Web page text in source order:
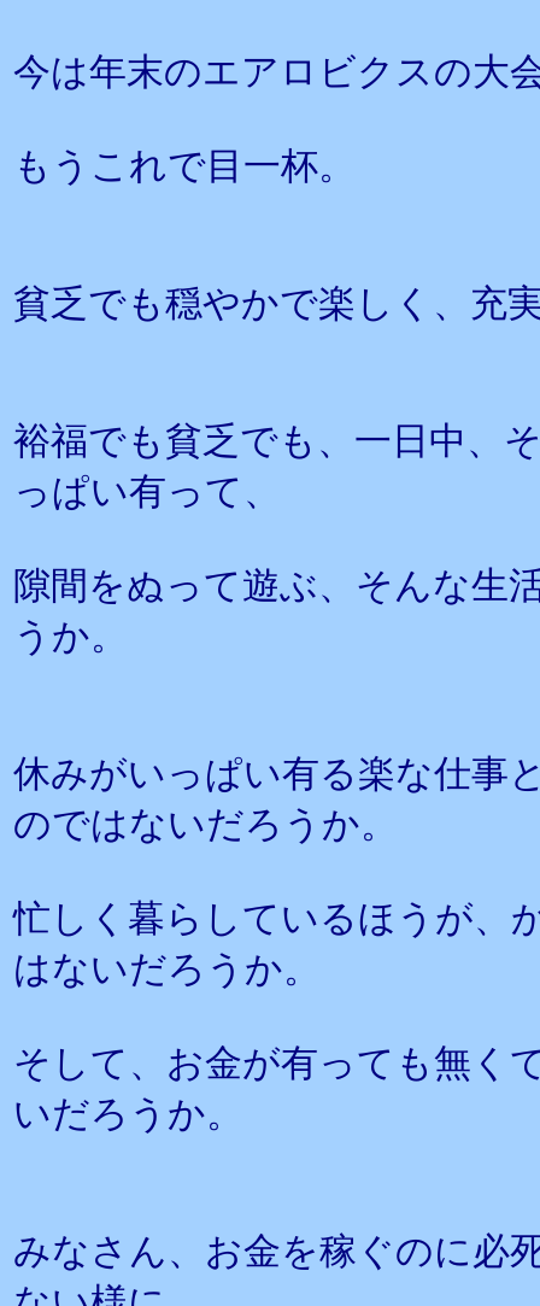
今は年末のエアロビクスの大
もうこれで目一杯。
貧乏でも穏やかで楽しく、充
裕福でも貧乏でも、一日中、
っぱい有って、
隙間をぬって遊ぶ、そんな生
うか。
休みがいっぱい有る楽な仕事
のではないだろうか。
忙しく暮らしているほうが、
はないだろうか。
そして、お金が有っても無く
いだろうか。
みなさん、お金を稼ぐのに必